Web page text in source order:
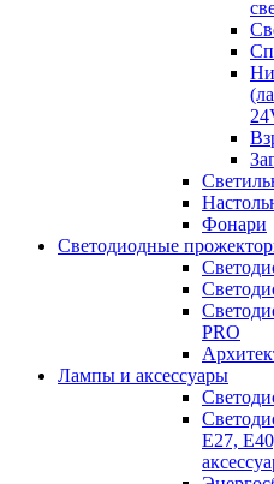
Фонари
Светодиодные
PRO
Лампы и аксессуары
Е27,